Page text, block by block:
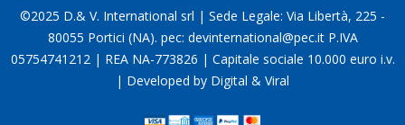
©2025 D.& V. International srl | Sede Legale: Via Libertà, 225 -
80055 Portici (NA). pec: devinternational@pec.it P.IVA
05754741212 | REA NA-773826 | Capitale sociale 10.000 euro i.v.
| Developed by Digital & Viral